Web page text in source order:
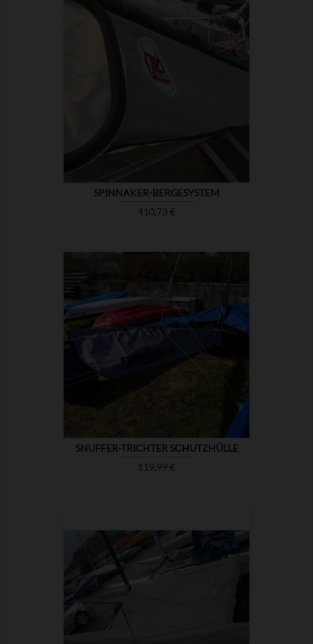
SPINNAKER-BERGESYSTEM
Preis
410,73 €
SNUFFER-TRICHTER SCHUTZHÜLLE
Preis
119,99 €
ZEIGEN